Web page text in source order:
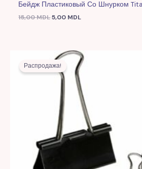
Бейдж Пластиковый Со Шнурком
15,00MDL5,00 MDL
Распродажа!
Первоначальная
цена
составляла
5,00 MDL.
Текущая
цена:
4,00 MDL.